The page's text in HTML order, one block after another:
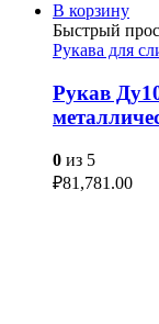
В корзину
Быстрый
Рукава для
Рукав
0 из 5
₽81,781.00